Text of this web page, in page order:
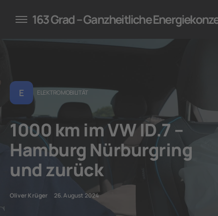
für Unternehmen
163 Grad – Ganzheitliche
E ELEKTROMOBILITÄT
1000 km im VW ID.7 –
Hamburg Nürburgring
und zurück
Oliver Krüger 26. August 2024